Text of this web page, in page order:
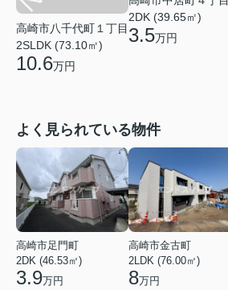
高崎市八千代町１丁目
2SLDK (73.10㎡)
10.6万円
2DK (39.65㎡)
3.5万円
よく見られている物件
高崎市足門町
2DK (46.53㎡)
3.9万円
高崎市金古町
2LDK (76.00㎡)
8万円